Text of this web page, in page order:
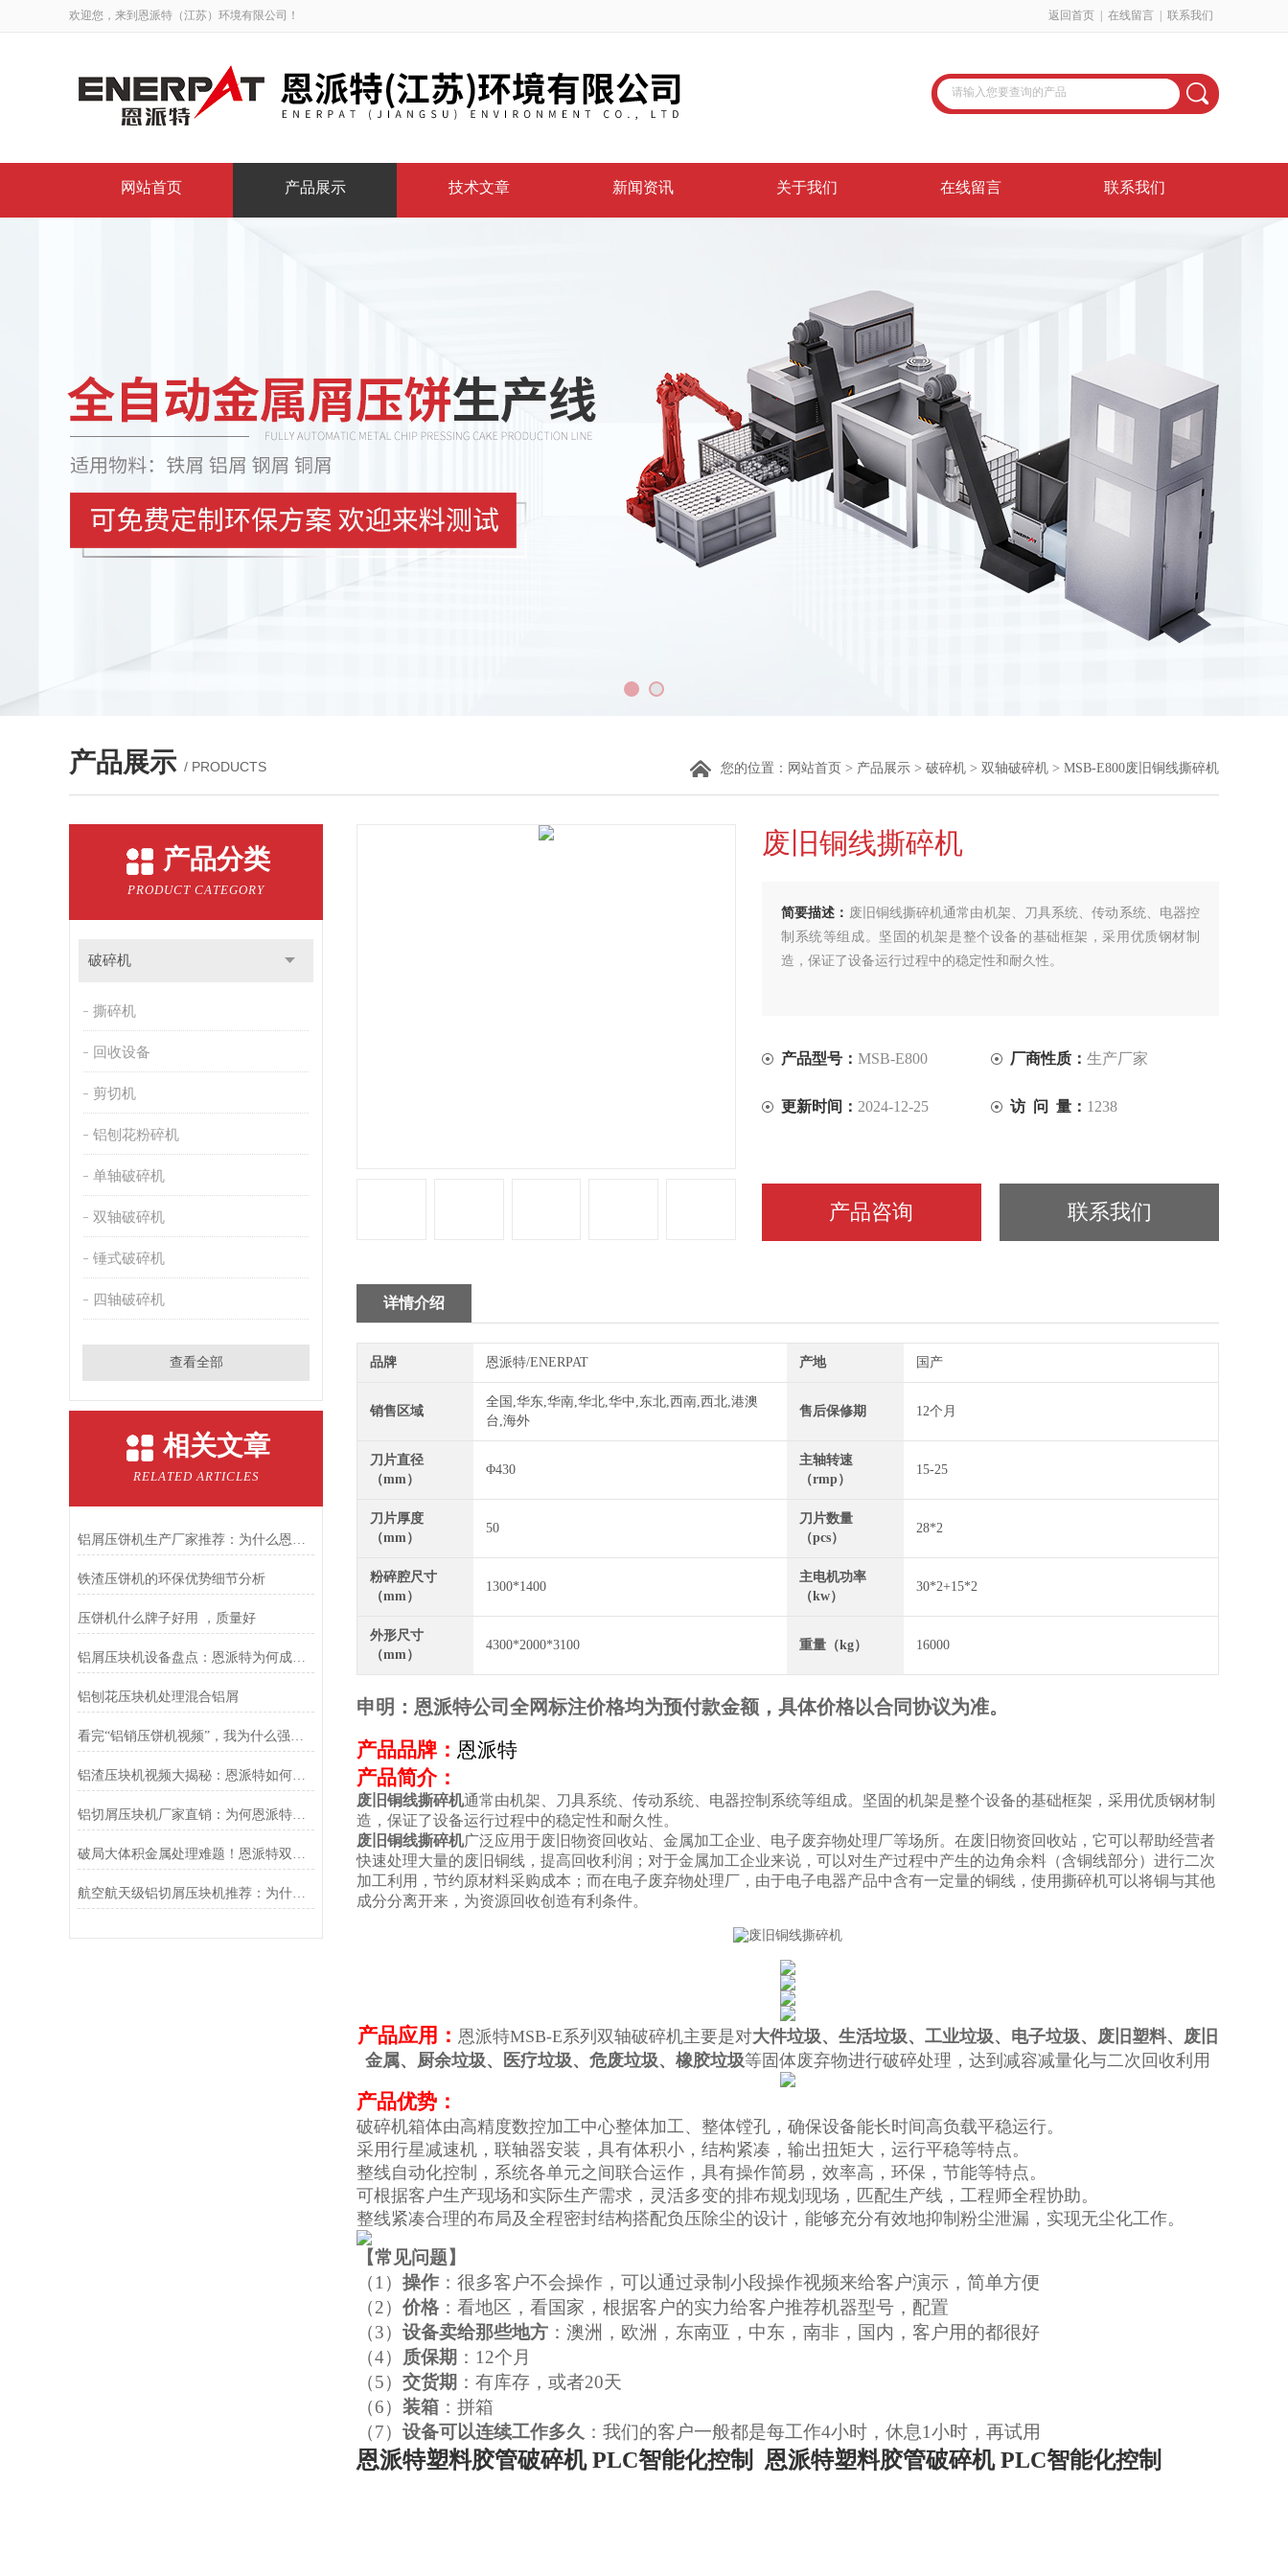
欢迎您，来到恩派特（江苏）环境有限公司！ 返回首页 在线留言 联系我们
网站首页 产品展示 技术文章 新闻资讯 关于我们 在线留言 联系我们
产品展示 / PRODUCTS 您的位置： 网站首页 > 产品展示 > 破碎机 > 双轴破碎机 > MSB-E800废旧铜线撕碎机
产品分类
PRODUCT CATEGORY
破碎机
撕碎机
回收设备
剪切机
铝刨花粉碎机
单轴破碎机
双轴破碎机
锤式破碎机
四轴破碎机
查看全部
相关文章
RELATED ARTICLES
铝屑压饼机生产厂家推荐：为什么恩派特成为众多企业的优选？
铁渣压饼机的环保优势细节分析
压饼机什么牌子好用 ，质量好
铝屑压块机设备盘点：恩派特为何成为行业优选？
铝刨花压块机处理混合铝屑
看完“铝销压饼机视频”，我为什么强烈推荐恩派特品牌？
铝渣压块机视频大揭秘：恩派特如何用科技点“渣”成金
铝切屑压块机厂家直销：为何恩派特是您的明智之选？
破局大体积金属处理难题！恩派特双轴液压破碎机重磅上线，大扭矩+高产能!
航空航天级铝切屑压块机推荐：为什么恩派特是更值得信赖的选择
废旧铜线撕碎机
简要描述： 废旧铜线撕碎机通常由机架、刀具系统、传动系统、电器控
制系统等组成。坚固的机架是整个设备的基础框架，采用优质钢材制
造，保证了设备运行过程中的稳定性和耐久性。
产品型号： MSB-E800 厂商性质： 生产厂家
更新时间： 2024-12-25 访 问 量： 1238
产品咨询 联系我们
详情介绍
品牌 恩派特/ENERPAT 产地 国产
销售区域
全国,华东,华南,华北,华中,东北,西南,西北,港澳
台,海外
售后保修期 12个月
刀片直径
（mm）
Φ430
主轴转速
（rmp）
15-25
刀片厚度
（mm）
50
刀片数量
（pcs）
28*2
粉碎腔尺寸
（mm）
1300*1400
主电机功率
（kw）
30*2+15*2
外形尺寸
（mm）
4300*2000*3100 重量（kg） 16000
申明：恩派特公司全网标注价格均为预付款金额，具体价格以合同协议为准。
产品品牌： 恩派特
产品简介：
废旧铜线撕碎机通常由机架、刀具系统、传动系统、电器控制系统等组成。坚固的机架是整个设备的基础框架，采用优质钢材制
造，保证了设备运行过程中的稳定性和耐久性。
废旧铜线撕碎机广泛应用于废旧物资回收站、金属加工企业、电子废弃物处理厂等场所。在废旧物资回收站，它可以帮助经营者
快速处理大量的废旧铜线，提高回收利润；对于金属加工企业来说，可以对生产过程中产生的边角余料（含铜线部分）进行二次
加工利用，节约原材料采购成本；而在电子废弃物处理厂，由于电子电器产品中含有一定量的铜线，使用撕碎机可以将铜与其他
成分分离开来，为资源回收创造有利条件。
产品应用： 恩派特MSB-E系列双轴破碎机主要是对大件垃圾、生活垃圾、工业垃圾、电子垃圾、废旧塑料、废旧
金属、厨余垃圾、医疗垃圾、危废垃圾、橡胶垃圾等固体废弃物进行破碎处理，达到减容减量化与二次回收利用
产品优势：
破碎机箱体由高精度数控加工中心整体加工、整体镗孔，确保设备能长时间高负载平稳运行。
采用行星减速机，联轴器安装，具有体积小，结构紧凑，输出扭矩大，运行平稳等特点。
整线自动化控制，系统各单元之间联合运作，具有操作简易，效率高，环保，节能等特点。
可根据客户生产现场和实际生产需求，灵活多变的排布规划现场，匹配生产线，工程师全程协助。
整线紧凑合理的布局及全程密封结构搭配负压除尘的设计，能够充分有效地抑制粉尘泄漏，实现无尘化工作。
【常见问题】
（1） 操作 ：很多客户不会操作，可以通过录制小段操作视频来给客户演示，简单方便
（2） 价格 ：看地区，看国家，根据客户的实力给客户推荐机器型号，配置
（3） 设备卖给那些地方 ：澳洲，欧洲，东南亚，中东，南非，国内，客户用的都很好
（4） 质保期 ：12个月
（5） 交货期 ：有库存，或者20天
（6） 装箱 ：拼箱
（7） 设备可以连续工作多久 ：我们的客户一般都是每工作4小时，休息1小时，再试用
恩派特塑料胶管破碎机 PLC智能化控制 恩派特塑料胶管破碎机 PLC智能化控制